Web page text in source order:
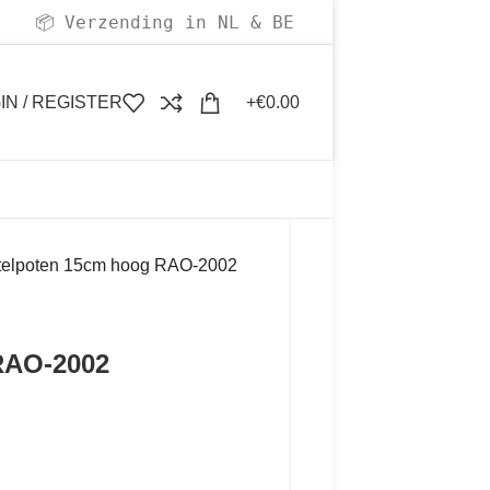
📦 Verzending in NL & BE
/ REGISTER €0.00
15cm hoog RAO-2002
2002